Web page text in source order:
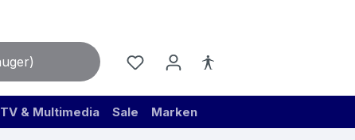
TV & Multimedia Sale Marken